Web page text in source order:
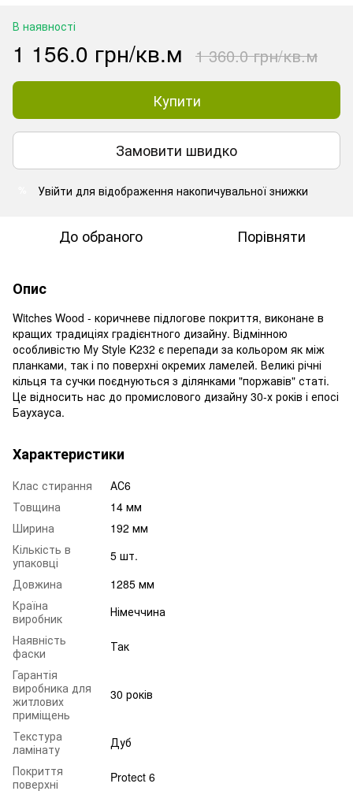
В наявності
1 156.0 грн/кв.м 1 360.0 грн/кв.м
Купити
Замовити швидко
Увійти для відображення накопичувальної знижки
До обраного Порівняти
Опис
Witches Wood - коричневе підлогове покриття, виконане в
кращих традиціях градієнтного дизайну. Відмінною
особливістю My Style K232 є перепади за кольором як між
планками, так і по поверхні окремих ламелей. Великі річні
кільця та сучки поєднуються з ділянками "поржавів" статі.
Це відносить нас до промислового дизайну 30-х років і епосі
Баухауса.
Характеристики
Клас стирання
АС6
Товщина
14 мм
Ширина
192 мм
Кількість в
упаковці
5 шт.
Довжина
1285 мм
Країна
виробник
Німеччина
Наявність
фаски
Так
Гарантія
виробника для
житлових
приміщень
30 років
Текстура
ламінату
Дуб
Покриття
поверхні
Protect 6